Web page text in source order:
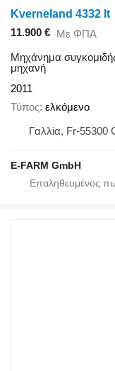
Kverneland 4332 lt
11.900 € Με ΦΠΑ
Μηχάνημα
μηχανή
2011
Τύπος ελκόμενο
Γαλλία, Fr-55300
E-FARM GmbH